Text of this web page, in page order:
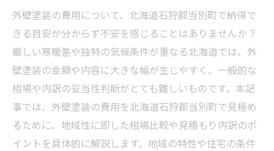
外壁塗装の費用について、北海道石狩郡当別町で納得で
きる目安が分からず不安を感じることはありませんか？
厳しい寒暖差や独特の気候条件が重なる北海道では、外
壁塗装の金額や内容に大きな幅が生じやすく、一般的な
相場や内訳の妥当性判断がとても難しいものです。本記
事では、外壁塗装の費用を北海道石狩郡当別町で見極め
るために、地域性に即した相場比較や見積もり内訳のポ
イントを具体的に解説します。地域の特性や住宅の条件